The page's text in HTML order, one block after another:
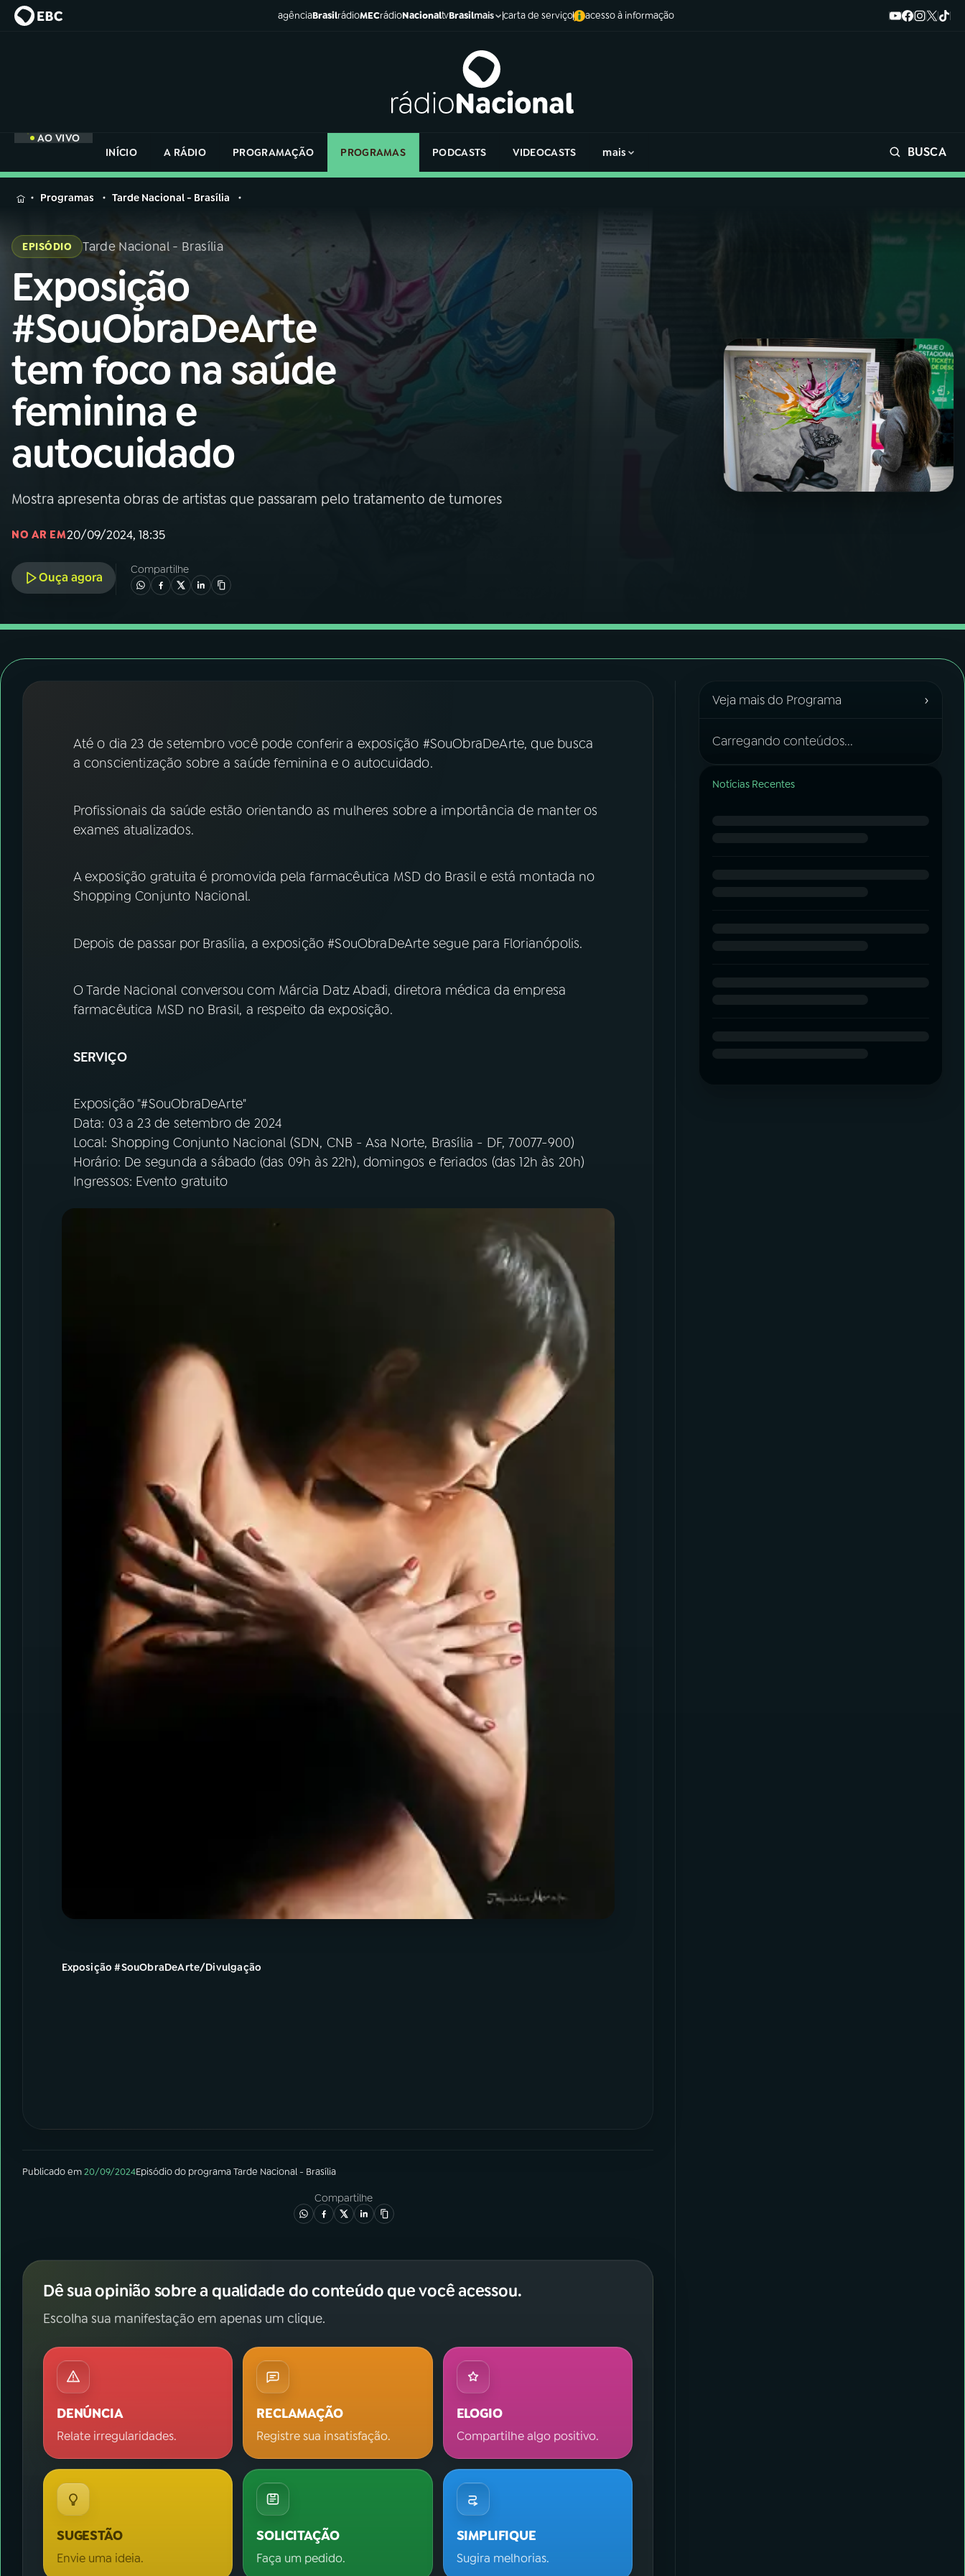
agênciaBrasilrádioMECrádioNacionaltvBrasilmais carta de serviço acesso à informação
AO VIVO
INÍCIO
A RÁDIO PROGRAMAÇÃO PROGRAMAS PODCASTS VIDEOCASTS mais BUSCA
MENU
Buscar
na
Rádio
Nacional
Buscar
AO VIVO
01INÍCIO
02A RÁDIO
PROGRAMAÇÃO
04 PROGRAMAS
ACOMPANHE A RÁDIO NACIONAL
YouTube Facebook
Instagram X
na
Rádio
Programas Tarde Nacional - Brasília
EPISÓDIO Tarde Nacional - Brasília
Exposição
#SouObraDeArte
tem foco na saúde
feminina e
autocuidado
Mostra apresenta obras de artistas que passaram pelo tratamento de tumores
NO AR EM20/09/2024, 18:35
Ouça agora
Compartilhe
Até o dia 23 de setembro você pode conferir a exposição #SouObraDeArte, que busca
a conscientização sobre a saúde feminina e o autocuidado.
Profissionais da saúde estão orientando as mulheres sobre a importância de manter os
exames atualizados.
A exposição gratuita é promovida pela farmacêutica MSD do Brasil e está montada no
Shopping Conjunto Nacional.
Depois de passar por Brasília, a exposição #SouObraDeArte segue para Florianópolis.
O Tarde Nacional conversou com Márcia Datz Abadi, diretora médica da empresa
farmacêutica MSD no Brasil, a respeito da exposição.
SERVIÇO
Exposição "#SouObraDeArte"
Data: 03 a 23 de setembro de 2024
Local: Shopping Conjunto Nacional (SDN, CNB - Asa Norte, Brasília - DF, 70077-900)
Horário: De segunda a sábado (das 09h às 22h), domingos e feriados (das 12h às 20h)
Ingressos: Evento gratuito
Exposição #SouObraDeArte/Divulgação
Publicado em20/09/2024Episódiodo programaTarde Nacional - Brasília
Compartilhe
Dê sua opinião sobre a qualidade do conteúdo que você acessou.
Escolha sua manifestação em apenas um clique.
DENÚNCIA
Relate irregularidades.
RECLAMAÇÃO
Registre sua insatisfação.
ELOGIO
Compartilhe algo positivo.
SUGESTÃO
Envie uma ideia.
SOLICITAÇÃO
Faça um pedido.
SIMPLIFIQUE
Sugira melhorias.
Veja mais do Programa ›
Carregando conteúdos...
Notícias Recentes